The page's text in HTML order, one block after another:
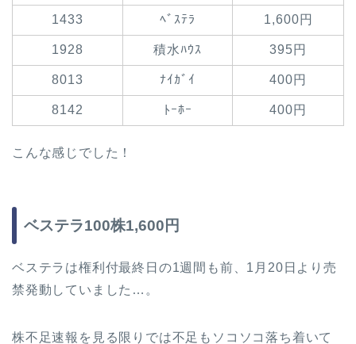
1433 ﾍﾞｽﾃﾗ 1,600円
1928 積水ﾊｳｽ 395円
8013 ﾅｲｶﾞｲ 400円
8142 ﾄｰﾎｰ 400円
こんな感じでした！
ベステラ100株1,600円
ベステラは権利付最終日の1週間も前、1月20日より売
禁発動していました…。
株不足速報を見る限りでは不足もソコソコ落ち着いて